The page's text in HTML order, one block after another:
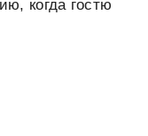
когда гостю